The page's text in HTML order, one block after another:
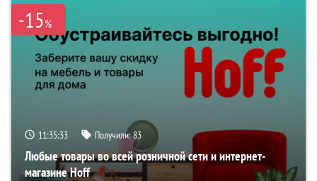
-15%
11:35:32 Получили:83
Любые товары во всей розничной сети и интернет-
магазине Hoff